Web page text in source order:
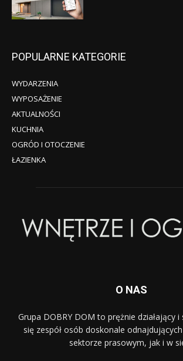
POPULARNE KATEGORIE
WYDARZENIA
WYPOSAŻENIE
AKTUALNOŚCI
KUCHNIA
OGRÓD I OTOCZENIE
ŁAZIENKA
O NAS
Grupa DOBRY DOM to prężnie działający
się zespół osób doskonale
sektorze prasowym, jak i w